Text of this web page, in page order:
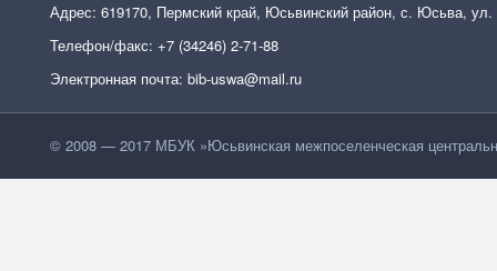
Адрес: 619170, Пермский край, Юсьвинский район, с. Юсьва, ул.
Телефон/факс: +7 (34246) 2-71-88
Электронная почта: bib-uswa@mail.ru
© 2008 — 2017 МБУК »Юсьвинская межпоселенческая